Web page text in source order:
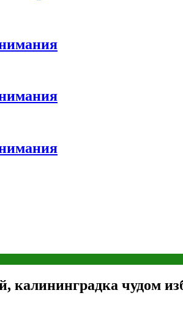
калининградка чудом